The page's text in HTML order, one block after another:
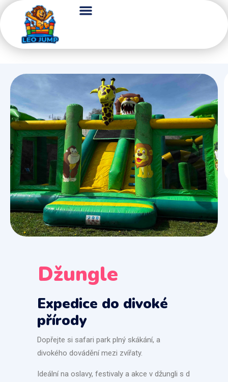
Džungle
Expedice do divoké
přírody
Dopřejte si safari park plný skákání, a
divokého dovádění mezi zvířaty.
Ideální na oslavy, festivaly a akce v džungli s d